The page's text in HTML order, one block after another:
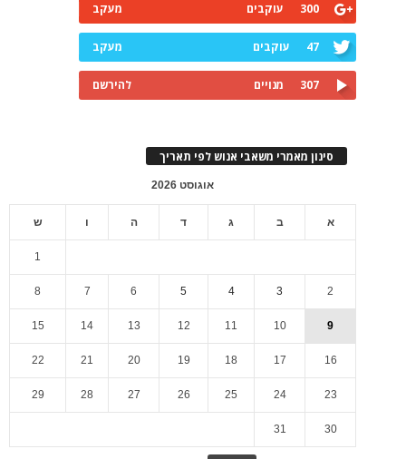
300 עוקבים מעקב
47 עוקבים מעקב
307 מנויים להירשם
סינון מאמרי משאבי אנוש לפי תאריך
אוגוסט 2026
א ב ג ד ה ו ש
1
2
3
4
5
6
7
8
9
10
11
12
13
14
15
16
17
18
19
20
21
22
23
24
25
26
27
28
29
30
31